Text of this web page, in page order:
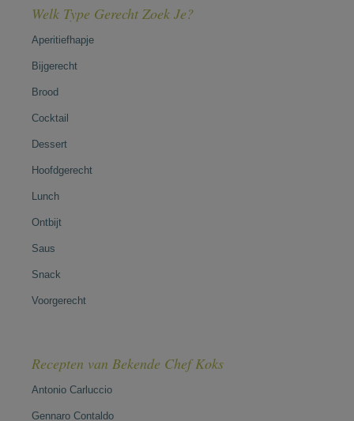
Welk Type Gerecht Zoek Je?
Aperitiefhapje
Bijgerecht
Brood
Cocktail
Dessert
Hoofdgerecht
Lunch
Ontbijt
Saus
Snack
Voorgerecht
Recepten van Bekende Chef Koks
Antonio Carluccio
Gennaro Contaldo